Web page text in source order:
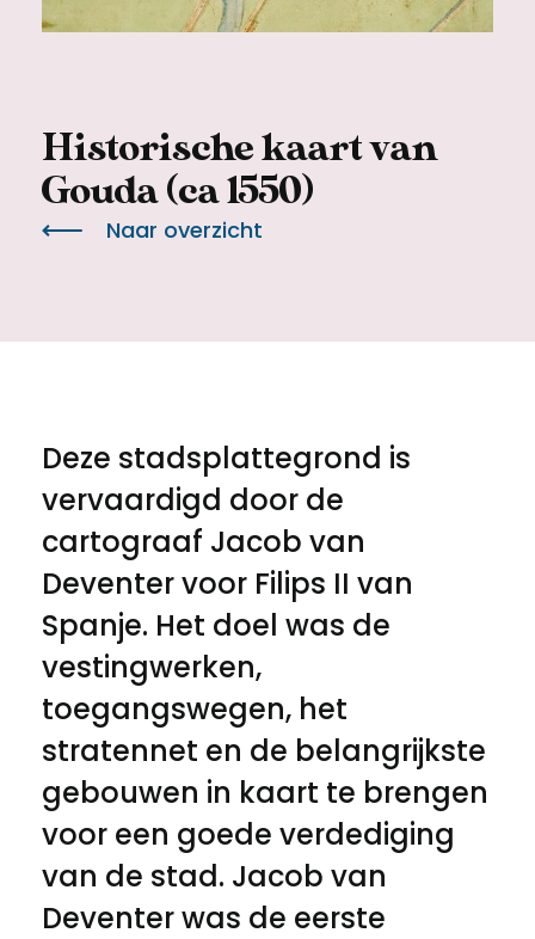
Voorwaarden
Historische kaart van
Gouda (ca 1550)
Naar overzicht
Deze stadsplattegrond is
vervaardigd door de
cartograaf Jacob van
Deventer voor Filips II van
Spanje. Het doel was de
vestingwerken,
toegangswegen, het
stratennet en de belangrijkste
gebouwen in kaart te brengen
voor een goede verdediging
van de stad. Jacob van
Deventer was de eerste